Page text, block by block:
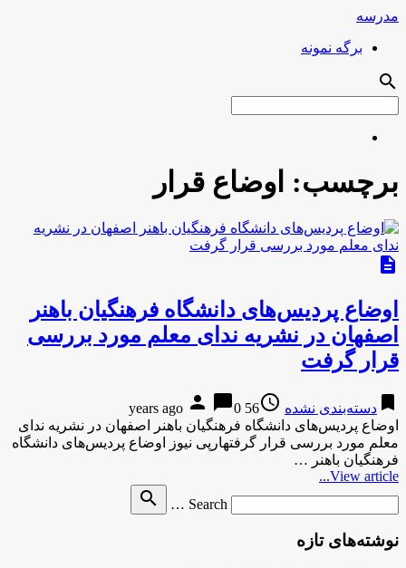
مدرسه
برگه نمونه
search
برچسب: اوضاع قرار
description
اوضاع پردیس‌های دانشگاه فرهنگیان باهنر
اصفهان در نشریه ندای معلم مورد بررسی
قرار گرفت
bookmark دسته‌بندی نشده access_time
56 years ago
person chat_bubble0
اوضاع پردیس‌های دانشگاه فرهنگیان باهنر اصفهان در نشریه ندای
معلم مورد بررسی قرار گرفتهارپی نیوز اوضاع پردیس‌های دانشگاه
فرهنگیان باهنر …
View article...
Search …
search
نوشته‌های تازه